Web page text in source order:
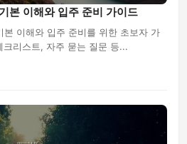
본 이해와 입주 준비 가이드
본 이해와 입주 준비를 위한 초보자 가
리스트, 자주 묻는 질문 등...